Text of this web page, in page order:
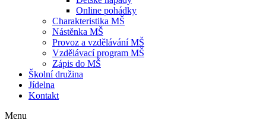
Online pohádky
Charakteristika MŠ
Nástěnka MŠ
Provoz a vzdělávání MŠ
Vzdělávací program MŠ
Zápis do MŠ
Školní družina
Jídelna
Kontakt
Menu